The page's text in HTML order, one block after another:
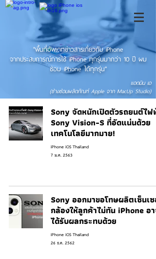
"พื้นที่อัพเดทข่าวสารเกี่ยวกับ iPhone
จากประสบการณ์การใช้ iPhone ทุกรุ่นมากว่า 10 ปี ผม
ซ่อม iPhone ได้ทุกรุ่น"
แอดมิน เอ
(ช่างซ่อมผลิตภัณฑ์ Apple จาก MacUp Studio)
Sony จัดหนักเปิดตัวรถยนต์ไฟฟ้า
Sony Vision-S ที่อัดแน่นด้วย
เทคโนโลยีมากมาย!
iPhone iOS Thailand
7 ม.ค. 2563
Sony ออกมาขอโทษผลิตเซ็นเซอ
กล้องให้ลูกค้าไม่ทัน iPhone อาจ
ได้รับผลกระทบด้วย
iPhone iOS Thailand
26 ธ.ค. 2562